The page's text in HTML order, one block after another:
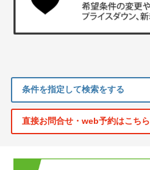
条件を指定して検索をする
直接お問合せ・web予約はこちら